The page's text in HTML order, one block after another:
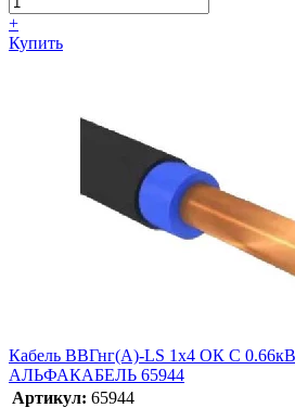
+
Купить
Кабель ВВГнг(А)-LS 1х4 ОК С 0.66кВ
АЛЬФАКАБЕЛЬ 65944
Артикул: 65944